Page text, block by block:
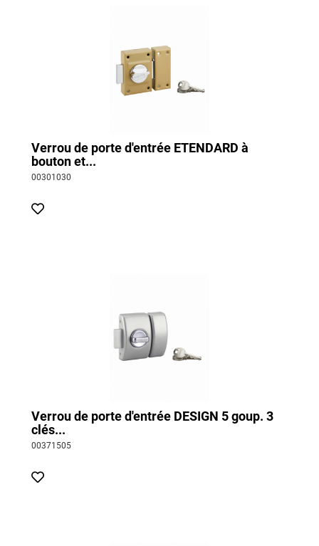
Verrou de porte d'entrée ETENDARD à
bouton et...
00301030
Verrou de porte d'entrée DESIGN 5 goup. 3
clés...
00371505